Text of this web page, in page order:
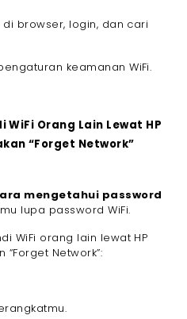
browser, login, dan cari
keamanan WiFi.
WiFi Orang Lain Lewat HP
“Forget Network”
mengetahui password
lupa password WiFi.
WiFi orang lain lewat HP
Network”: